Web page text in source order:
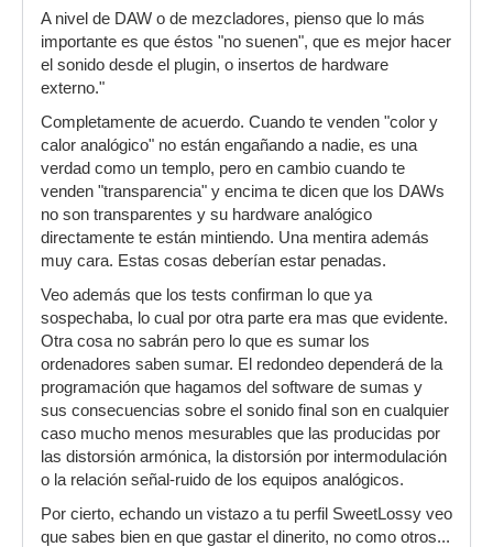
A nivel de DAW o de mezcladores, pienso que lo más
importante es que éstos "no suenen", que es mejor hacer
el sonido desde el plugin, o insertos de hardware
externo."
Completamente de acuerdo. Cuando te venden "color y
calor analógico" no están engañando a nadie, es una
verdad como un templo, pero en cambio cuando te
venden "transparencia" y encima te dicen que los DAWs
no son transparentes y su hardware analógico
directamente te están mintiendo. Una mentira además
muy cara. Estas cosas deberían estar penadas.
Veo además que los tests confirman lo que ya
sospechaba, lo cual por otra parte era mas que evidente.
Otra cosa no sabrán pero lo que es sumar los
ordenadores saben sumar. El redondeo dependerá de la
programación que hagamos del software de sumas y
sus consecuencias sobre el sonido final son en cualquier
caso mucho menos mesurables que las producidas por
las distorsión armónica, la distorsión por intermodulación
o la relación señal-ruido de los equipos analógicos.
Por cierto, echando un vistazo a tu perfil SweetLossy veo
que sabes bien en que gastar el dinerito, no como otros...